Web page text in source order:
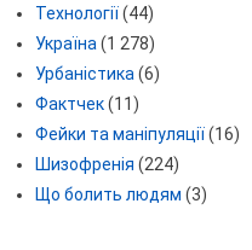
Технології(44)
Україна (1 278)
Урбаністика (6)
Фактчек(11)
Фейки та маніпуляції(16)
Шизофренія (224)
Що болить людям (3)